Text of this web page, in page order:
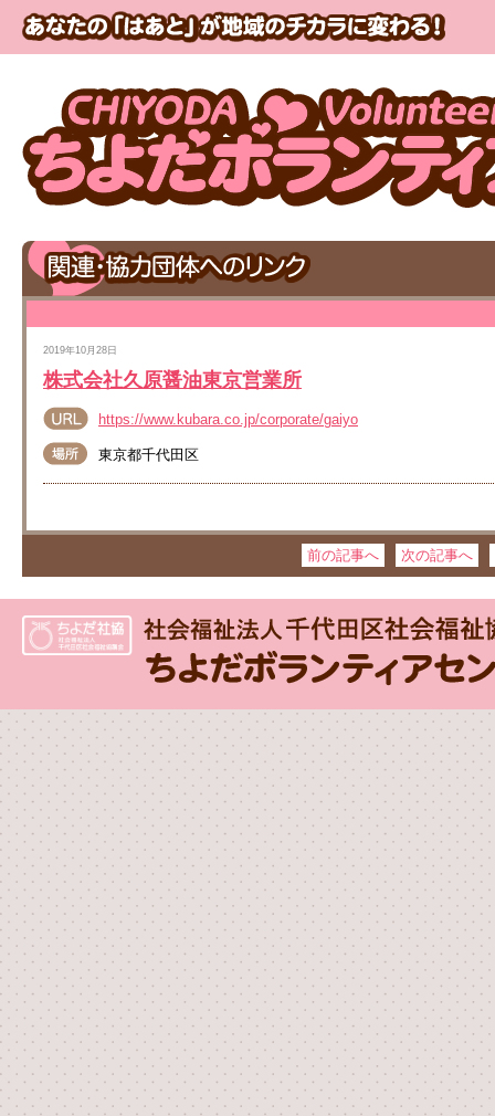
2019年10月28日
株式会社久原醤油東京営業所
https://www.kubara.co.jp/corporate/gaiyo
東京都千代田区
前の記事へ 次の記事へ